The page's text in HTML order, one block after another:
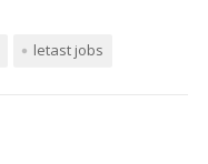
letast jobs